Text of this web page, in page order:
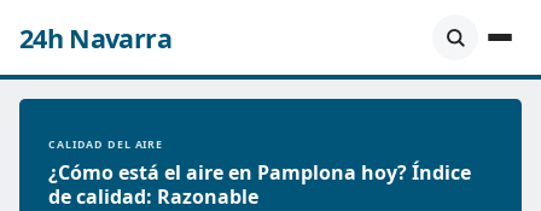
24h Navarra
CALIDAD DEL AIRE
¿Cómo está el aire en Pamplona hoy? Índice
de calidad: Razonable